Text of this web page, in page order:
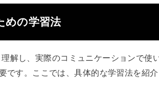
めの学習法
解し、実際のコミュニケーションで使
です。ここでは、具体的な学習法を紹介